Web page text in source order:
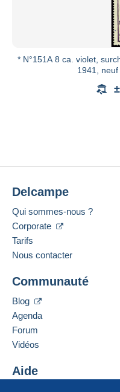
* N°151A 8 ca. violet, surcharge
1941,
Delcampe
Qui sommes-nous ?
Corporate
Tarifs
Nous contacter
Communauté
Blog
Agenda
Forum
Vidéos
Aide